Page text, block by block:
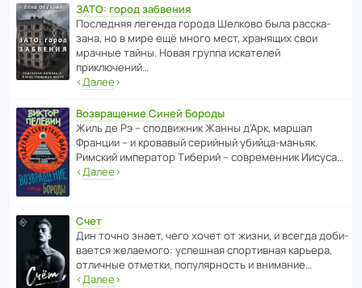
ЗАТО: город забвения
После­дняя легенда города Шелково была расска­
зана, но в мире ещё много мест, хранящих свои
мрачные тайны. Новая группа иска­телей
приключений…
‹Далее›
Возвращение Синей Бороды
Жиль де Рэ – спод­ви­жник Жанны д’Арк, маршал
Франции – и кровавый серийный убийца-маньяк.
Римский импе­ратор Тиберий – совре­менник Иисуса…
‹Далее›
Счет
Дин точно знает, чего хочет от жизни, и всегда доби­
ва­ется жела­е­мого: успе­шная спор­ти­вная карьера,
отли­чные отметки, попу­ля­р­ность и внимание…
‹Далее›